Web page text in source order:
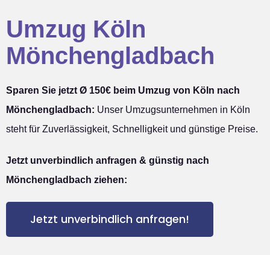
Umzug Köln
Mönchengladbach
Sparen Sie jetzt Ø 150€ beim Umzug von Köln nach
Mönchengladbach: Unser Umzugsunternehmen in Köln
steht für Zuverlässigkeit, Schnelligkeit und günstige Preise.
Jetzt unverbindlich anfragen & günstig nach
Mönchengladbach ziehen:
Jetzt unverbindlich anfragen!